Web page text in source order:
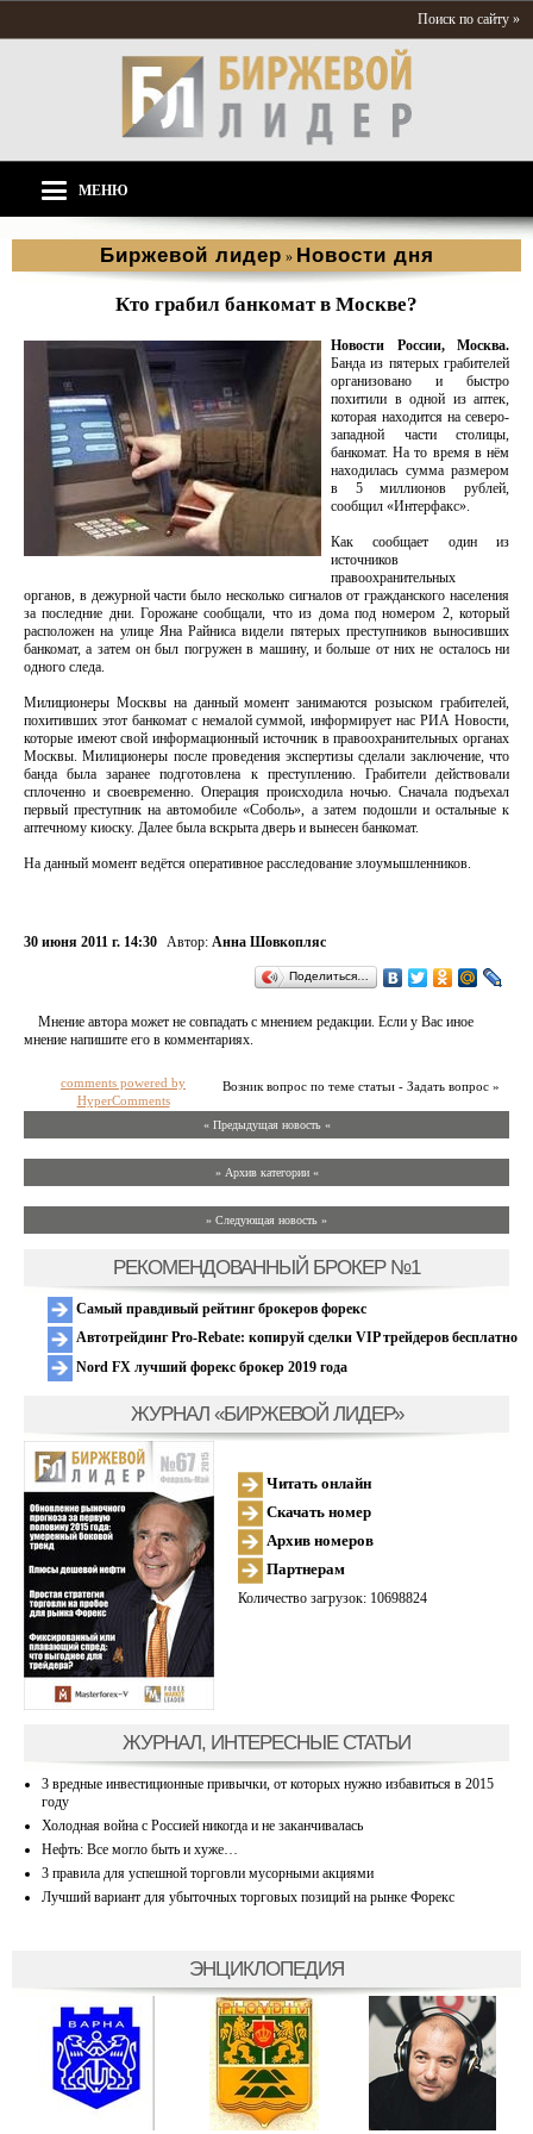
Поиск по сайту »
МЕНЮ
Биржевой лидер » Новости дня
Кто грабил банкомат в Москве?
Новости России, Москва.
Банда из пятерых грабителей
организовано и быстро
похитили в одной из аптек,
которая находится на северо-
западной части столицы,
банкомат. На то время в нём
находилась сумма размером
в 5 миллионов рублей,
сообщил «Интерфакс».
Как сообщает один из
источников
правоохранительных
органов, в дежурной части было несколько сигналов от гражданского населения
за последние дни. Горожане сообщали, что из дома под номером 2, который
расположен на улице Яна Райниса видели пятерых преступников выносивших
банкомат, а затем он был погружен в машину, и больше от них не осталось ни
одного следа.
Милиционеры Москвы на данный момент занимаются розыском грабителей,
похитивших этот банкомат с немалой суммой, информирует нас РИА Новости,
которые имеют свой информационный источник в правоохранительных органах
Москвы. Милиционеры после проведения экспертизы сделали заключение, что
банда была заранее подготовлена к преступлению. Грабители действовали
сплоченно и своевременно. Операция происходила ночью. Сначала подъехал
первый преступник на автомобиле «Соболь», а затем подошли и остальные к
аптечному киоску. Далее была вскрыта дверь и вынесен банкомат.
На данный момент ведётся оперативное расследование злоумышленников.
30 июня 2011 г. 14:30 Автор: Анна Шовкопляс
Поделиться…
Мнение автора может не совпадать с мнением редакции. Если у Вас иное
мнение напишите его в комментариях.
Возник вопрос по теме статьи - Задать вопрос »
comments powered by
HyperComments
« Предыдущая новость «
» Архив категории «
» Следующая новость »
РЕКОМЕНДОВАННЫЙ БРОКЕР №1
Самый правдивый рейтинг брокеров форекс
Автотрейдинг Pro-Rebate: копируй сделки VIP трейдеров бесплатно
Nord FX лучший форекс брокер 2019 года
ЖУРНАЛ «БИРЖЕВОЙ ЛИДЕР»
Читать онлайн
Скачать номер
Архив номеров
Партнерам
Количество загрузок: 10698824
ЖУРНАЛ, ИНТЕРЕСНЫЕ СТАТЬИ
3 вредные инвестиционные привычки, от которых нужно избавиться в 2015
году
Холодная война с Россией никогда и не заканчивалась
Нефть: Все могло быть и хуже…
3 правила для успешной торговли мусорными акциями
Лучший вариант для убыточных торговых позиций на рынке Форекс
ЭНЦИКЛОПЕДИЯ